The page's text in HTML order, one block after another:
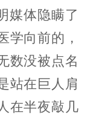
媒体隐瞒了
学向前的，
数没被点名
站在巨人肩
在半夜敲几